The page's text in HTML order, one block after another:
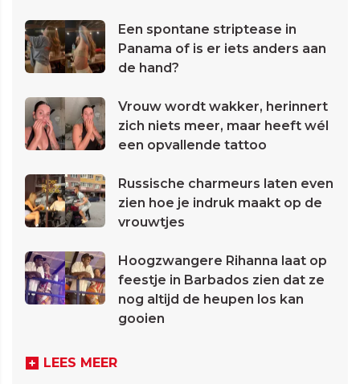
Een spontane striptease in
Panama of is er iets anders aan
de hand?
Vrouw wordt wakker, herinnert
zich niets meer, maar heeft wél
een opvallende tattoo
Russische charmeurs laten even
zien hoe je indruk maakt op de
vrouwtjes
Hoogzwangere Rihanna laat op
feestje in Barbados zien dat ze
nog altijd de heupen los kan
gooien
LEES MEER